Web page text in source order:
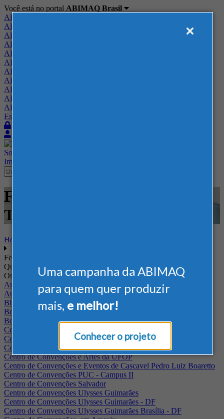
Uma campanha da ABIMAQ
para quem quer produzir
mais, e melhor!
Conhecer o projeto
Você está no portal ABIMAQ Brasil
ABIMAQ Brasil
ABIMAQ Minas Gerais
ABIMAQ Norte-Nordeste
ABIMAQ Paraná
ABIMAQ Piracicaba
ABIMAQ Ribeirão Preto
ABIMAQ Rio de Janeiro
ABIMAQ Rio Grande do Sul
ABIMAQ Santa Catarina
ABIMAQ São Paulo
ABIMAQ Vale do Paraíba
Escritório de Relações Governamentais
Sobre
Imprensa
Feiras - Polo Caruaru - PE -
Tecnologia
Home
Feiras
Quando
Onde
Arena Jaguariuna
Auditório Albano Franco - FIEPA
Blumenau - SC
BolognaFiere
Boulevard Olimpico - RJ
Centro Internacional de Convenções do Brasil, em Brasília
Centro de Convenções - SE
Centro de Convenções de Pernambuco - PE
Centro de Convenções e Artes da UFOP
Centro de Convenções e Eventos de Cascavel Pedro Luiz Boaretto
Centro de Convenções PUC - Campus II
Centro de Convenções Salvador
Centro de Convenções Ulysses Guimarães
Centro de Convenções Ulysses Guimarães - DF
Centro de Convenções Ulysses Guimarães Brasília - DF